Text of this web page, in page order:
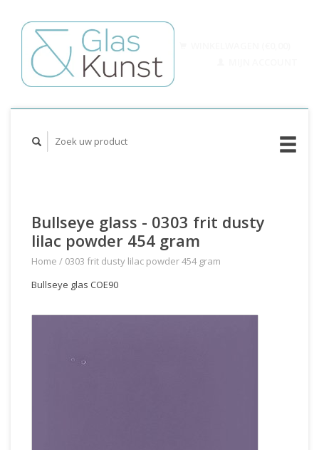
Bullseye glass - 0303 frit dusty
lilac powder 454 gram
Home / 0303 frit dusty lilac powder 454 gram
Bullseye glas COE90